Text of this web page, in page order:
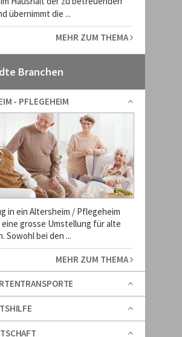
übernimmt die ...
MEHR ZUM THEMA
Branchen
- PFLEGEHEIM
in ein Altersheim / Pflegeheim
grosse Umstellung für alte
Sowohl bei den ...
MEHR ZUM THEMA